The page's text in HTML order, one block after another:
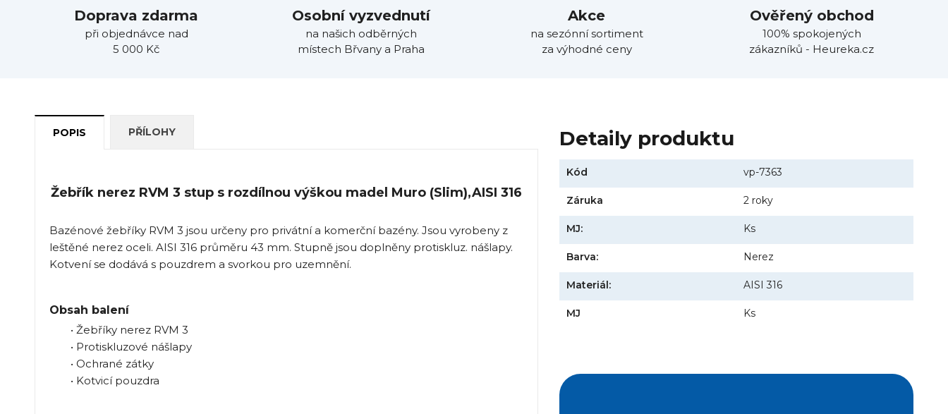
Doprava zdarma
při objednávce nad
5 000 Kč
Osobní vyzvednutí
na našich odběrných
místech Břvany a Praha
Akce
na sezónní sortiment
za výhodné ceny
Ověřený obchod
100% spokojených
zákazníků - Heureka.cz
POPIS PŘÍLOHY
Žebřík nerez RVM 3 stup s rozdílnou výškou madel Muro (Slim),AISI 316
Bazénové žebříky RVM 3 jsou určeny pro privátní a komerční bazény. Jsou vyrobeny z
leštěné nerez oceli. AISI 316 průměru 43 mm. Stupně jsou doplněny protiskluz. nášlapy.
Kotvení se dodává s pouzdrem a svorkou pro uzemnění.
Obsah balení
• Žebříky nerez RVM 3
• Protiskluzové nášlapy
• Ochrané zátky
• Kotvicí pouzdra
Detaily produktu
Kód vp-7363
Záruka 2 roky
MJ: Ks
Barva: Nerez
Materiál: AISI 316
MJ Ks